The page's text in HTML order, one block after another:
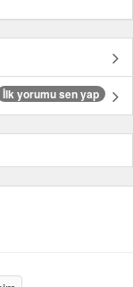
İlk yorumu sen yap